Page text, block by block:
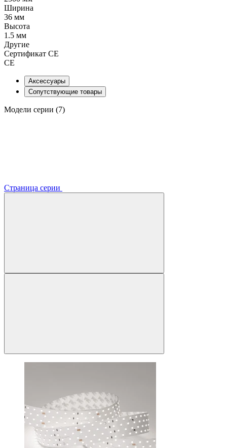
Ширина
36 мм
Высота
1.5 мм
Другие
Сертификат CE
CE
Аксессуары
Сопутствующие товары
Модели серии (7)
Страница серии